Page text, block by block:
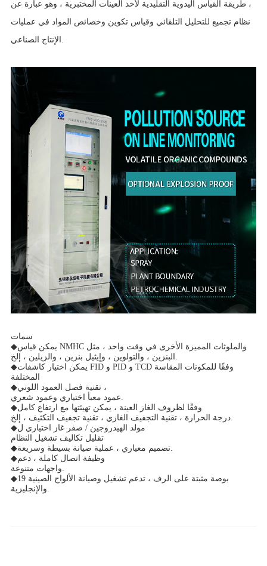
، طريقة القياس اليدوية التقليدية لأخذ العينات المختبرية ، وهو عبارة عن
نظام تجميع للتحليل التلقائي وقياس تكوين وخصائص المواد في عمليات
الإنتاج الصناعي.
سمات
◆يمكن قياس NMHC والملوثات المميزة الأخرى في وقت واحد ، مثل
◆يمكن اختيار كاشفات FID و PID و TCD وفقًا للمكونات المقاسة
المختلفة
◆
تقنية فصل العمود اللوني ،
◆وفقًا لظروف الغاز العينة ، يمكن تهيئتها مع ارتفاع كامل
درجة الحرارة ، تقنية التجفيف الغازي ، تقنية تجفيف التكثيف ، إلخ.
◆مولد الهيدروجين / صفر غاز اختياري ل
تقليل تكاليف تشغيل النظام
◆
تصميم معياري ، عملية صيانة بسيطة وسريعة.
◆وظيفة اتصال كاملة ، دعم
◆19 بوصة مثبتة على الرف ، تدعم تشغيل وصيانة الألواح الصينية